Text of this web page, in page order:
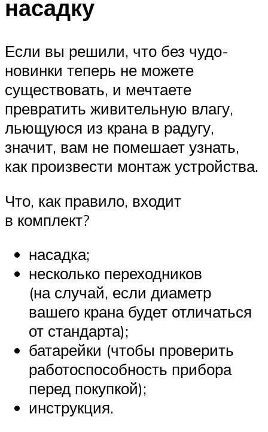
насадку
Если вы решили, что без чудо-
новинки теперь не можете
существовать, и мечтаете
превратить живительную влагу,
льющуюся из крана в радугу,
значит, вам не помешает узнать,
как произвести монтаж устройства.
Что, как правило, входит
в комплект?
насадка;
несколько переходников
(на случай, если диаметр
вашего крана будет отличаться
от стандарта);
батарейки (чтобы проверить
работоспособность прибора
перед покупкой);
инструкция.